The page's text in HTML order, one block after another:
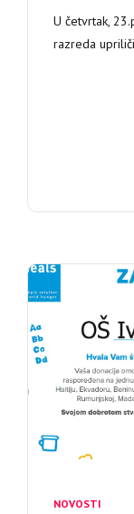
U četvrtak,
razreda
NOVOSTI